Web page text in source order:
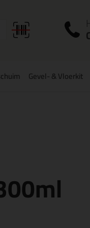
Gevel- & Vloerkit